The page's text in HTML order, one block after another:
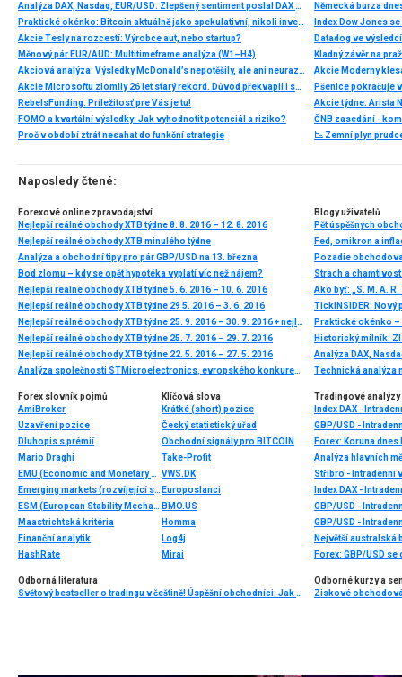
Analýza DAX, Nasdaq, EUR/USD: Zlepšený sentiment poslal DAX na nová maxima
Praktické okénko: Bitcoin aktuálně jako spekulativní, nikoli investiční aktivum
Akcie Tesly na rozcestí: Výrobce aut, nebo startup?
Měnový pár EUR/AUD: Multitimeframe analýza (W1–H4)
Akciová analýza: Výsledky McDonald’s nepotěšily, ale ani neurazily. Jakou vizi společnost prezentovala?
Akcie Microsoftu zlomily 26 let starý rekord. Důvod překvapil i samotné investory
RebelsFunding: Príležitosť pre Vás je tu!
FOMO a kvartální výsledky: Jak vyhodnotit potenciál a riziko?
Proč v období ztrát nesahat do funkční strategie
Index Dow Jones
Kladný závěr na
ČNB zasedání -
📉 Zemní plyn
Naposledy čtené:
Forexové online zpravodajství
Nejlepší reálné obchody XTB týdne 8. 8. 2016 – 12. 8. 2016
Nejlepší reálné obchody XTB minulého týdne
Analýza a obchodní tipy pro pár GBP/USD na 13. března
Bod zlomu – kdy se opět hypotéka vyplatí víc než nájem?
Nejlepší reálné obchody XTB týdne 5. 6. 2016 – 10. 6. 2016
Nejlepší reálné obchody XTB týdne 29 5. 2016 – 3. 6. 2016
Nejlepší reálné obchody XTB týdne 25. 9. 2016 – 30. 9. 2016 + nejlepší obchody na libře
Nejlepší reálné obchody XTB týdne 25. 7. 2016 – 29. 7. 2016
Nejlepší reálné obchody XTB týdne 22. 5. 2016 – 27. 5. 2016
Analýza společnosti STMicroelectronics, evropského konkurenta společnosti Nvidia
Blogy uživatelů
Pět úspěšných
Fed, omikron a
Pozadie
Strach a
Ako byť: „S. M. A. R.
TickINSIDER: Nový
Praktické okénko –
Historický milník:
Technická analýza
Forex slovník pojmů
AmiBroker
Uzavření pozice
Dluhopis s prémií
Mario Draghi
EMU (Economic and Monetary Union) = Ekonomická a monetární unie
Emerging markets (rozvíjející se trhy)
ESM (European Stability Mechanism) = Evropský stabilizační mechanismus
Maastrichtská kritéria
Finanční analytik
HashRate
Klíčová slova
Krátké (short) pozice
Český statistický úřad
Obchodní signály pro BITCOIN
Take-Profit
VWS.DK
Europoslanci
BMO.US
Homma
Log4j
Mirai
Tradingové analýzy
Index DAX -
GBP/USD -
Forex: Koruna
Analýza hlavních
Stříbro - Intradenní
Index DAX -
GBP/USD -
GBP/USD -
Forex: GBP/USD
Odborná literatura
Světový bestseller o tradingu v češtině! Úspěšní obchodníci: Jak běžní lidé porážejí Wall Street v jeho vlastní hře
Odborné kurzy a